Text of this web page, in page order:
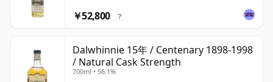
￥52,800 ?
Dalwhinnie 15年 / Centenary 1898-1998
/ Natural Cask Strength
700ml • 56.1%